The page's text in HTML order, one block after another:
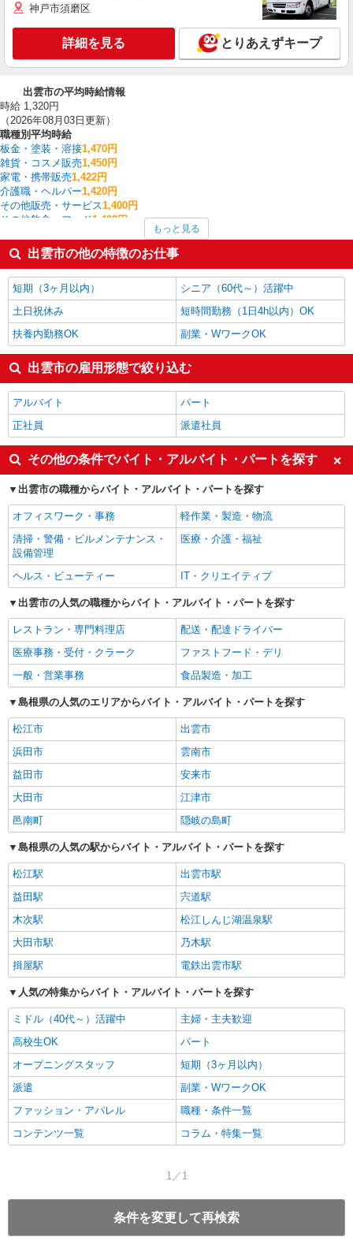
神戸市須磨区
詳細を見る とりあえずキープ
出雲市の平均時給情報
時給 1,320円
（2026年08月03日更新）
職種別平均時給
板金・塗装・溶接1,470円
雑貨・コスメ販売1,450円
家電・携帯販売1,422円
介護職・ヘルパー1,420円
その他販売・サービス1,400円
その他飲食・フード1,400円
保育士・保育補助1,375円
製造・組立・加工1,372円
金属加工1,300円
出雲市の他の職種の平均時給を見る
もっと見る
出雲市の他の特徴のお仕事
短期（3ヶ月以内）
シニア（60代～）活躍中
土日祝休み
短時間勤務（1日4h以内）OK
扶養内勤務OK
副業・WワークOK
出雲市の雇用形態で絞り込む
アルバイト
パート
正社員
派遣社員
その他の条件でバイト・アルバイト・パートを探す
出雲市の職種からバイト・アルバイト・パートを探す
オフィスワーク・事務
軽作業・製造・物流
清掃・警備・ビルメンテナンス・
設備管理
医療・介護・福祉
ヘルス・ビューティー IT・クリエイティブ
出雲市の人気の職種からバイト・アルバイト・パートを探す
レストラン・専門料理店
配送・配達ドライバー
医療事務・受付・クラーク
ファストフード・デリ
一般・営業事務
食品製造・加工
島根県の人気のエリアからバイト・アルバイト・パートを探す
松江市
出雲市
浜田市
雲南市
益田市
安来市
大田市
江津市
邑南町
隠岐の島町
島根県の人気の駅からバイト・アルバイト・パートを探す
松江駅
出雲市駅
益田駅
宍道駅
木次駅
松江しんじ湖温泉駅
大田市駅
乃木駅
揖屋駅
電鉄出雲市駅
人気の特集からバイト・アルバイト・パートを探す
ミドル（40代～）活躍中
主婦・主夫歓迎
高校生OK
パート
オープニングスタッフ
短期（3ヶ月以内）
派遣
副業・WワークOK
ファッション・アパレル
職種・条件一覧
コンテンツ一覧
コラム・特集一覧
1／1
条件を変更して再検索